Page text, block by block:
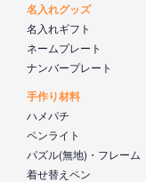
名入れグッズ
名入れギフト
ネームプレート
ナンバープレート
手作り材料
ハメパチ
ペンライト
パズル(無地)・フレーム
着せ替えペン